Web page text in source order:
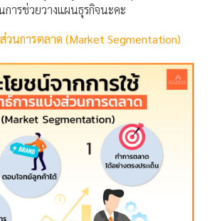
ารช่วยวางแผนธุรกิจนะคะ
วนการตลาด (Market Segmentation)